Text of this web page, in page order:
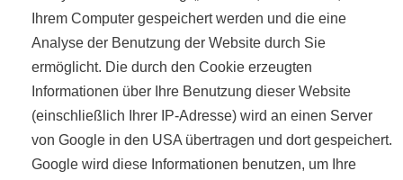
Ihrem Computer gespeichert werden und die eine
Analyse der Benutzung der Website durch Sie
ermöglicht. Die durch den Cookie erzeugten
Informationen über Ihre Benutzung dieser Website
(einschließlich Ihrer IP-Adresse) wird an einen Server
von Google in den USA übertragen und dort gespeichert.
Google wird diese Informationen benutzen, um Ihre